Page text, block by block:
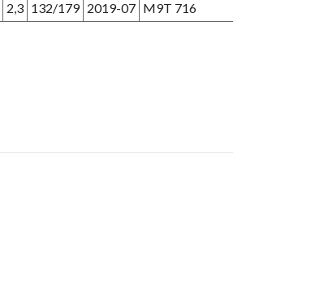
2,3 132/179 2019-07 M9T 716